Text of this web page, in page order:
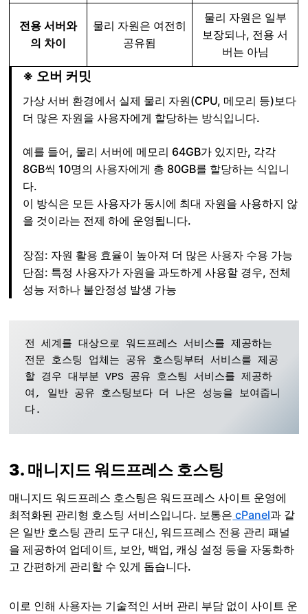
전용 서버와
의 차이
물리 자원은 여전히
공유됨
물리 자원은 일부
보장되나, 전용 서
버는 아님
※ 오버 커밋
가상 서버 환경에서 실제 물리 자원(CPU, 메모리 등)보다
더 많은 자원을 사용자에게 할당하는 방식입니다.
예를 들어, 물리 서버에 메모리 64GB가 있지만, 각각
8GB씩 10명의 사용자에게 총 80GB를 할당하는 식입니
다.
이 방식은 모든 사용자가 동시에 최대 자원을 사용하지 않
을 것이라는 전제 하에 운영됩니다.
장점: 자원 활용 효율이 높아져 더 많은 사용자 수용 가능
단점: 특정 사용자가 자원을 과도하게 사용할 경우, 전체
성능 저하나 불안정성 발생 가능
전 세계를 대상으로 워드프레스 서비스를 제공하는
전문 호스팅 업체는 공유 호스팅부터 서비스를 제공
할 경우 대부분 VPS 공유 호스팅 서비스를 제공하
여, 일반 공유 호스팅보다 더 나은 성능을 보여줍니
다.
3. 매니지드 워드프레스 호스팅
매니지드 워드프레스 호스팅은 워드프레스 사이트 운영에
최적화된 관리형 호스팅 서비스입니다. 보통은 cPanel과 같
은 일반 호스팅 관리 도구 대신, 워드프레스 전용 관리 패널
을 제공하여 업데이트, 보안, 백업, 캐싱 설정 등을 자동화하
고 간편하게 관리할 수 있게 돕습니다.
이로 인해 사용자는 기술적인 서버 관리 부담 없이 사이트 운